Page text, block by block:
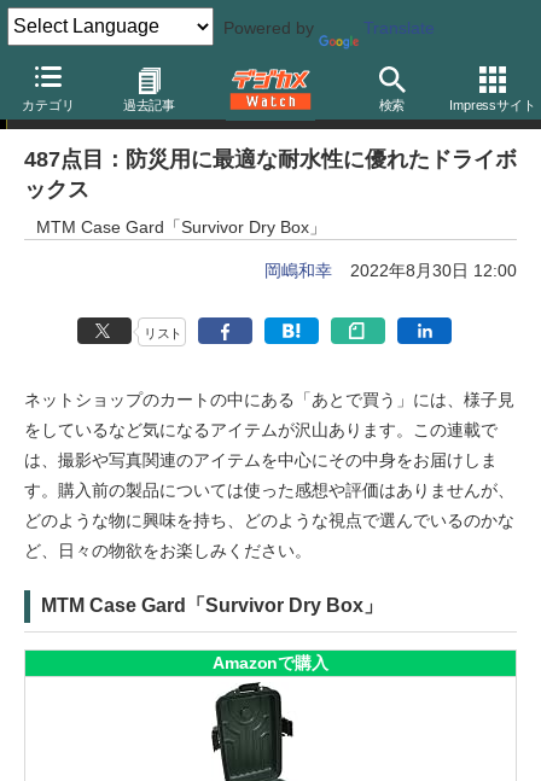
Powered by Translate
カテゴリ 過去記事 検索 Impressサイト
岡嶋和幸の「あとで買う」
487点目：防災用に最適な耐水性に優れたドライボ
ックス
MTM Case Gard「Survivor Dry Box」
岡嶋和幸 2022年8月30日 12:00
リスト
ネットショップのカートの中にある「あとで買う」には、様子見
をしているなど気になるアイテムが沢山あります。この連載で
は、撮影や写真関連のアイテムを中心にその中身をお届けしま
す。購入前の製品については使った感想や評価はありませんが、
どのような物に興味を持ち、どのような視点で選んでいるのかな
ど、日々の物欲をお楽しみください。
MTM Case Gard「Survivor Dry Box」
Amazonで購入